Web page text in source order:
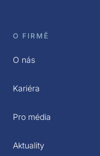
O FIRMĚ
O nás
Kariéra
Pro média
Aktuality